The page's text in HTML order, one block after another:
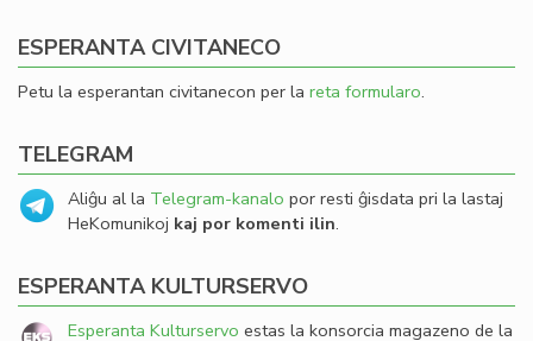
ESPERANTA CIVITANECO
Petu la esperantan civitanecon per la reta formularo.
TELEGRAM
Aliĝu al la Telegram-kanalo por resti ĝisdata pri la lastaj
HeKomunikoj kaj por komenti ilin.
ESPERANTA KULTURSERVO
Esperanta Kulturservo estas la konsorcia magazeno de la